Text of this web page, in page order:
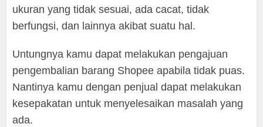
ukuran yang tidak sesuai, ada cacat, tidak
berfungsi, dan lainnya akibat suatu hal.
Untungnya kamu dapat melakukan pengajuan
pengembalian barang Shopee apabila tidak puas.
Nantinya kamu dengan penjual dapat melakukan
kesepakatan untuk menyelesaikan masalah yang
ada.